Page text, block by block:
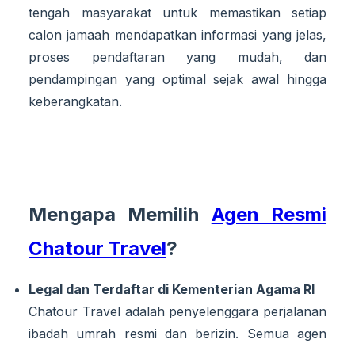
tengah masyarakat untuk memastikan setiap
calon jamaah mendapatkan informasi yang jelas,
proses pendaftaran yang mudah, dan
pendampingan yang optimal sejak awal hingga
keberangkatan.
Mengapa Memilih Agen Resmi
Chatour Travel?
Legal dan Terdaftar di Kementerian Agama RI
Chatour Travel adalah penyelenggara perjalanan
ibadah umrah resmi dan berizin. Semua agen